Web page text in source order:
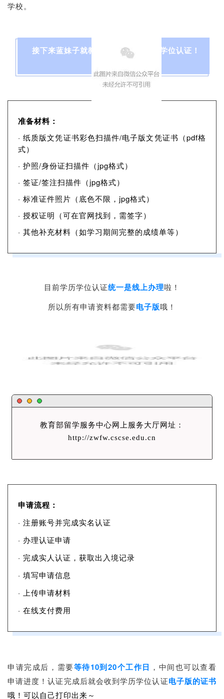
学校。
接下来蓝妹子就教大家如何办理学历学位认证！
准备材料：
· 纸质版文凭证书彩色扫描件/电子版文凭证书（pdf格
式）
· 护照/身份证扫描件（jpg格式）
· 签证/签注扫描件（jpg格式）
· 标准证件照片（底色不限，jpg格式）
· 授权证明（可在官网找到，需签字）
· 其他补充材料（如学习期间完整的成绩单等）
目前学历学位认证统一是线上办理啦！
所以所有申请资料都需要电子版哦！
教育部留学服务中心网上服务大厅网址：
http://zwfw.cscse.edu.cn
申请流程：
· 注册账号并完成实名认证
· 办理认证申请
· 完成实人认证，获取出入境记录
· 填写申请信息
· 上传申请材料
· 在线支付费用
申请完成后，需要等待10到20个工作日 ，中间也可以查看
申请进度！认证完成后就会收到学历学位认证电子版的证书
哦 ！可以自己打印出来～